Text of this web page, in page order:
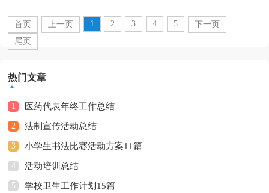
首页 上一页 1 2 3 4 5
下一页
尾页
热门文章
1 医药代表年终工作总结
2 法制宣传活动总结
3 小学生书法比赛活动方案11篇
4 活动培训总结
5 学校卫生工作计划15篇